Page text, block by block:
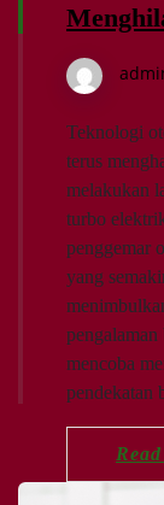
Teknologi
terus
melakukan
turbo
penggemar
yang
mencoba
pendekatan